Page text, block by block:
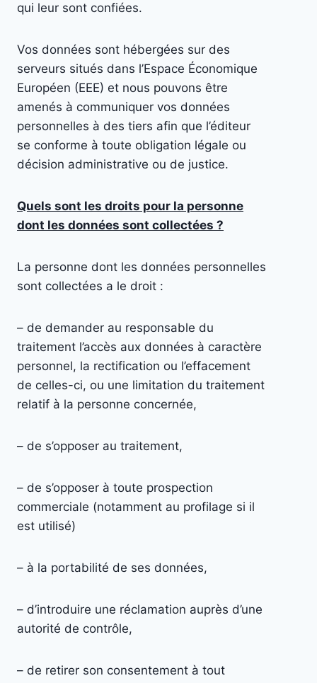
qui leur sont confiées.
Vos données sont hébergées sur des
serveurs situés dans l’Espace Économique
Européen (EEE) et nous pouvons être
amenés à communiquer vos données
personnelles à des tiers afin que l’éditeur
se conforme à toute obligation légale ou
décision administrative ou de justice.
Quels sont les droits pour la personne
dont les données sont collectées ?
La personne dont les données personnelles
sont collectées a le droit :
– de demander au responsable du
traitement l’accès aux données à caractère
personnel, la rectifi­cation ou l’effacement
de celles-ci, ou une limitation du traitement
relatif à la personne concernée,
– de s’opposer au traitement,
– de s’opposer à toute prospection
commerciale (notamment au profilage si il
est utilisé)
– à la portabilité de ses données,
– d’introduire une réclamation auprès d’une
autorité de contrôle,
– de retirer son consentement à tout